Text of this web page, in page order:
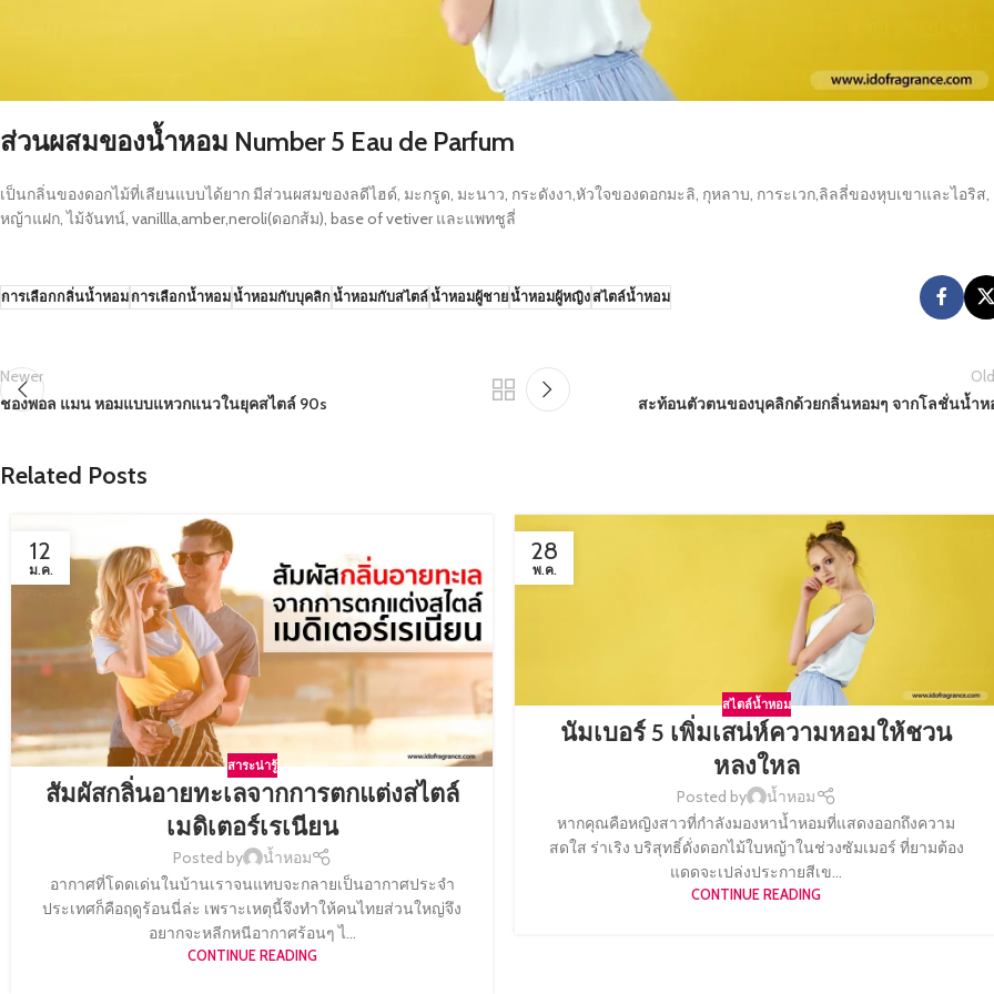
ส่วนผสมของน้ำหอม Number 5 Eau de Parfum
เป็นกลิ่นของดอกไม้ที่เลียนแบบได้ยาก มีส่วนผสมของลดีไฮด์, มะกรูด, มะนาว, กระดังงา,หัวใจของดอกมะลิ, กุหลาบ, การะเวก,ลิลลี่ของหุบเขาและไอริส,
หญ้าแฝก, ไม้จันทน์, vanillla,amber,neroli(ดอกส้ม), base of vetiver และแพทชูลี่
การเลือกกลิ่นน้ำหอมการเลือกน้ำหอมน้ำหอมกับบุคลิกน้ำหอมกับสไตล์น้ำหอมผู้ชายน้ำหอมผู้หญิงสไตล์น้ำหอม
Newer
ชองพอล แมน หอมแบบแหวกแนวในยุคสไตล์ 90s
สะท้อนตัวตนของบุคลิกด้วยกลิ่นหอมๆ จากโลชั่นน้ำห
Related Posts
12
ม.ค.
สาระน่ารู้
สัมผัสกลิ่นอายทะเลจากการตกแต่งสไตล์
เมดิเตอร์เรเนียน
Posted by
น้ำหอม
อากาศที่โดดเด่นในบ้านเราจนแทบจะกลายเป็นอากาศประจำ
ประเทศก็คือฤดูร้อนนี่ล่ะ เพราะเหตุนี้จึงทำให้คนไทยส่วนใหญ่จึง
อยากจะหลีกหนีอากาศร้อนๆ ไ...
CONTINUE READING
28
พ.ค.
สไตล์น้ำหอม
นัมเบอร์ 5 เพิ่มเสน่ห์ความหอมให้ชวน
หลงใหล
Posted by
น้ำหอม
หากคุณคือหญิงสาวที่กำลังมองหาน้ำหอมที่แสดงออกถึงความ
สดใส ร่าเริง บริสุทธิ์ดั่งดอกไม้ใบหญ้าในช่วงซัมเมอร์ ที่ยามต้อง
แดดจะเปล่งประกายสีเข...
CONTINUE READING